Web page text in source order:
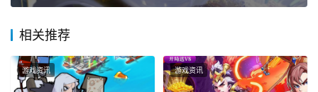
相关推荐
游戏资讯 游戏资讯